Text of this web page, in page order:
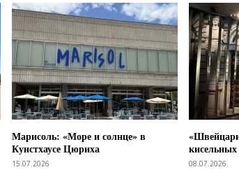
Марисоль: «Море и солнце» в
Кунстхаусе Цюриха
15.07.2026
кисельных
08.07.2026